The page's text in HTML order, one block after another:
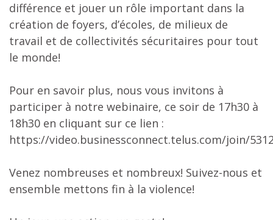
différence et jouer un rôle important dans la
création de foyers, d’écoles, de milieux de
travail et de collectivités sécuritaires pour tout
le monde!
Pour en savoir plus, nous vous invitons à
participer à notre webinaire, ce soir de 17h30 à
18h30 en cliquant sur ce lien :
https://video.businessconnect.telus.com/join/
Venez nombreuses et nombreux! Suivez-nous et
ensemble mettons fin à la violence!